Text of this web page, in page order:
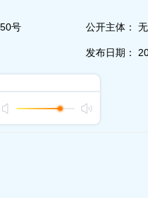
号 公开主体： 无
发布日期：